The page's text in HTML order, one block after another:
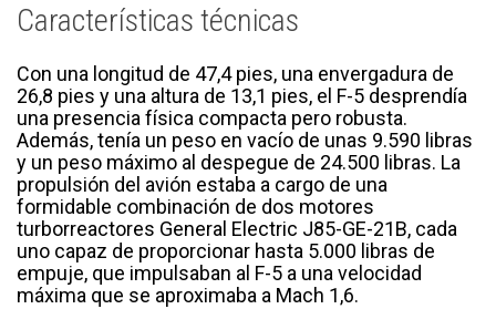
Características técnicas
Con una longitud de 47,4 pies, una envergadura de
26,8 pies y una altura de 13,1 pies, el F-5 desprendía
una presencia física compacta pero robusta.
Además, tenía un peso en vacío de unas 9.590 libras
y un peso máximo al despegue de 24.500 libras. La
propulsión del avión estaba a cargo de una
formidable combinación de dos motores
turborreactores General Electric J85-GE-21B, cada
uno capaz de proporcionar hasta 5.000 libras de
empuje, que impulsaban al F-5 a una velocidad
máxima que se aproximaba a Mach 1,6.